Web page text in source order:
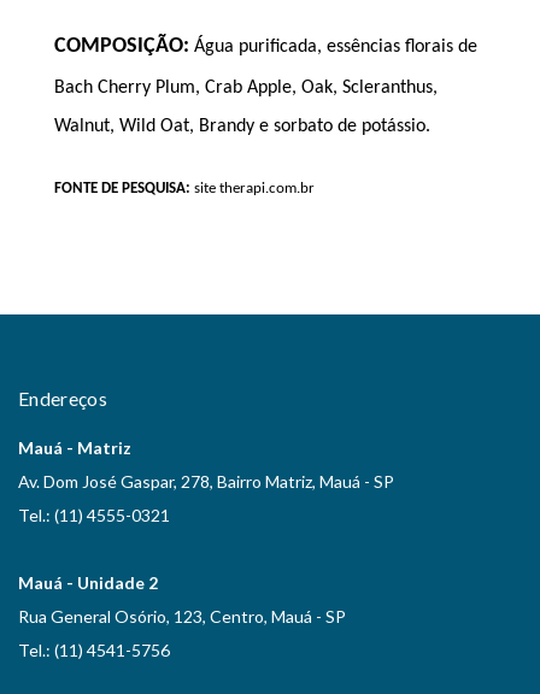
COMPOSIÇÃO: Água purificada, essências florais de
Bach Cherry Plum, Crab Apple, Oak, Scleranthus,
Walnut, Wild Oat, Brandy e sorbato de potássio.
FONTE DE PESQUISA: site therapi.com.br
Endereços
Mauá - Matriz
Av. Dom José Gaspar, 278, Bairro Matriz, Mauá - SP
Tel.: (11) 4555-0321
Mauá - Unidade 2
Rua General Osório, 123, Centro, Mauá - SP
Tel.: (11) 4541-5756